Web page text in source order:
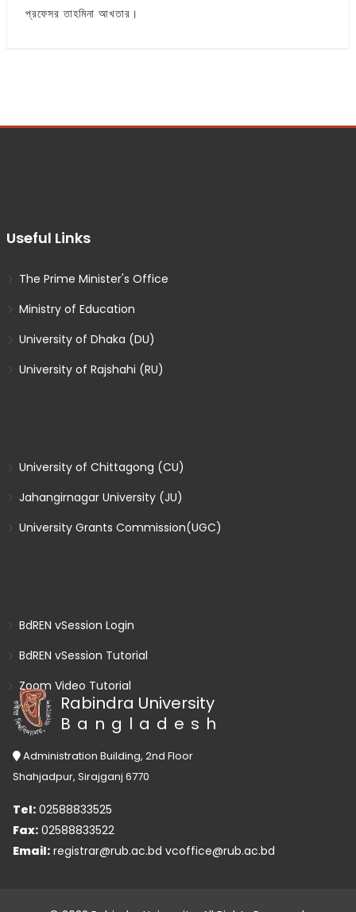
প্রফেসর তাহমিনা আখতার।
Useful Links
The Prime Minister's Office
Ministry of Education
University of Dhaka (DU)
University of Rajshahi (RU)
University of Chittagong (CU)
Jahangirnagar University (JU)
University Grants Commission(UGC)
BdREN vSession Login
BdREN vSession Tutorial
Zoom Video Tutorial
Rabindra University
Bangladesh
Administration Building, 2nd Floor
Shahjadpur, Sirajganj 6770
Tel: 02588833525
Fax: 02588833522
Email: registrar@rub.ac.bd vcoffice@rub.ac.bd